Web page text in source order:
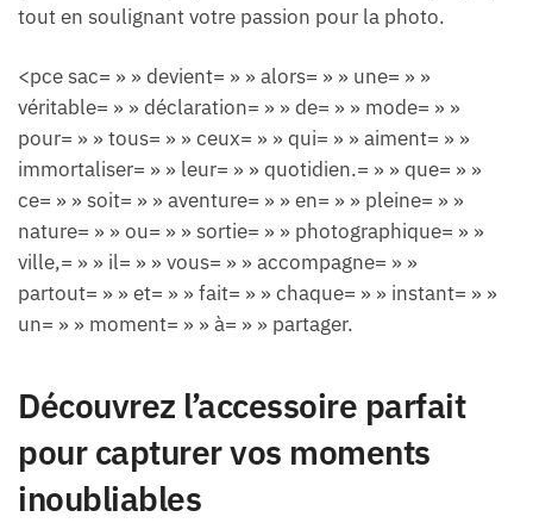
tout en soulignant votre passion pour la photo.
<pce sac= » » devient= » » alors= » » une= » »
véritable= » » déclaration= » » de= » » mode= » »
pour= » » tous= » » ceux= » » qui= » » aiment= » »
immortaliser= » » leur= » » quotidien.= » » que= » »
ce= » » soit= » » aventure= » » en= » » pleine= » »
nature= » » ou= » » sortie= » » photographique= » »
ville,= » » il= » » vous= » » accompagne= » »
partout= » » et= » » fait= » » chaque= » » instant= » »
un= » » moment= » » à= » » partager.
Découvrez l’accessoire parfait
pour capturer vos moments
inoubliables